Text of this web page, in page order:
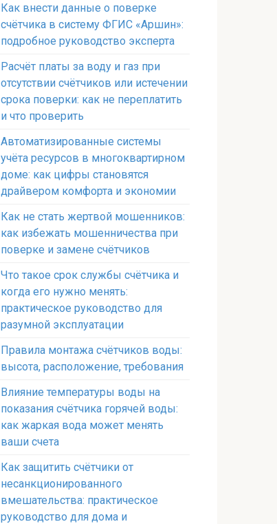
Как внести данные о поверке
счётчика в систему ФГИС «Аршин»:
подробное руководство эксперта
Расчёт платы за воду и газ при
отсутствии счётчиков или истечении
срока поверки: как не переплатить
и что проверить
Автоматизированные системы
учёта ресурсов в многоквартирном
доме: как цифры становятся
драйвером комфорта и экономии
Как не стать жертвой мошенников:
как избежать мошенничества при
поверке и замене счётчиков
Что такое срок службы счётчика и
когда его нужно менять:
практическое руководство для
разумной эксплуатации
Правила монтажа счётчиков воды:
высота, расположение, требования
Влияние температуры воды на
показания счётчика горячей воды:
как жаркая вода может менять
ваши счета
Как защитить счётчики от
несанкционированного
вмешательства: практическое
руководство для дома и